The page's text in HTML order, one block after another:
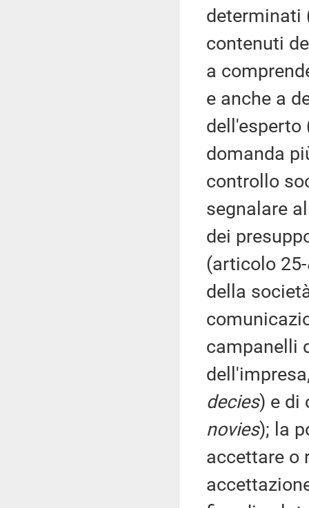
determinati
contenuti
a
e anche a
dell'esperto
domanda
controllo
segnalare
dei
(articolo 25-
della
campanelli
decies) e di
novies); la
accettare o